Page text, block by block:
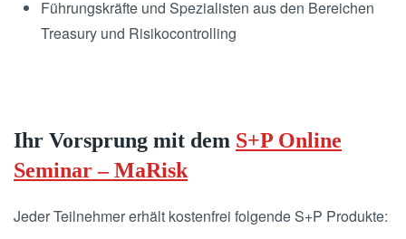
Führungskräfte und Spezialisten aus den Bereichen
Treasury und Risikocontrolling
Ihr Vorsprung mit dem S+P Online
Seminar – MaRisk
Jeder Teilnehmer erhält kostenfrei folgende S+P Produkte: